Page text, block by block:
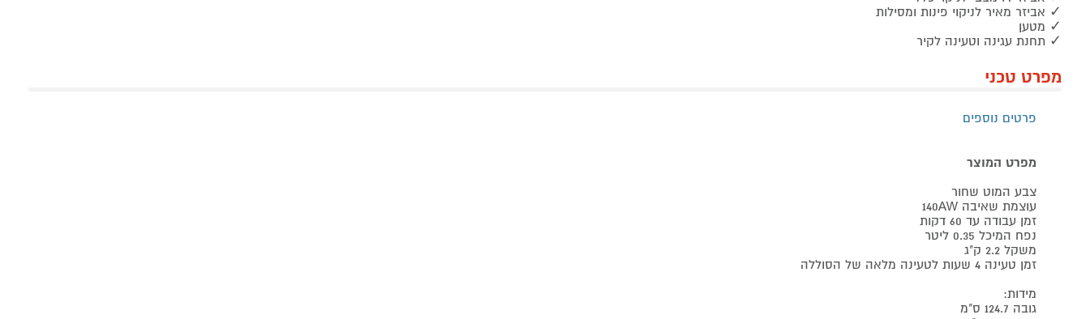
✓ אביזר מאיר לניקוי פינות ומסילות
✓ מטען
✓ תחנת עגינה וטעינה לקיר
מפרט טכני
פרטים נוספים
מפרט המוצר
צבע המוט שחור
עוצמת שאיבה 140AW
זמן עבודה עד 60 דקות
נפח המיכל 0.35 ליטר
משקל 2.2 ק"ג
זמן טעינה 4 שעות לטעינה מלאה של הסוללה
מידות:
גובה 124.7 ס"מ